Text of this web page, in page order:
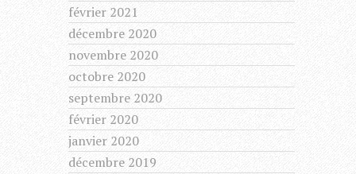
février 2021
décembre 2020
novembre 2020
octobre 2020
septembre 2020
février 2020
janvier 2020
décembre 2019